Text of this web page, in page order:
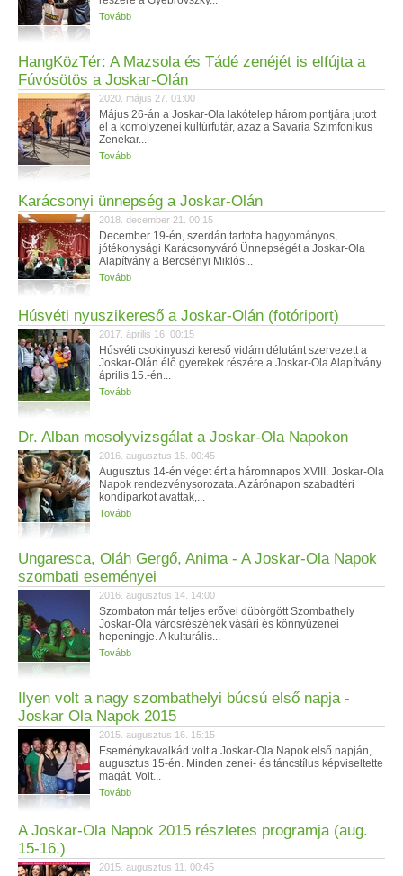
Tovább
HangKözTér: A Mazsola és Tádé zenéjét is elfújta a
Fúvósötös a Joskar-Olán
2020. május 27. 01:00
Május 26-án a Joskar-Ola lakótelep három pontjára jutott
el a komolyzenei kultúrfutár, azaz a Savaria Szimfonikus
Zenekar...
Tovább
Karácsonyi ünnepség a Joskar-Olán
2018. december 21. 00:15
December 19-én, szerdán tartotta hagyományos,
jótékonysági Karácsonyváró Ünnepségét a Joskar-Ola
Alapítvány a Bercsényi Miklós...
Tovább
Húsvéti nyuszikereső a Joskar-Olán (fotóriport)
2017. április 16. 00:15
Húsvéti csokinyuszi kereső vidám délutánt szervezett a
Joskar-Olán élő gyerekek részére a Joskar-Ola Alapítvány
április 15.-én...
Tovább
Dr. Alban mosolyvizsgálat a Joskar-Ola Napokon
2016. augusztus 15. 00:45
Augusztus 14-én véget ért a háromnapos XVIII. Joskar-Ola
Napok rendezvénysorozata. A zárónapon szabadtéri
kondiparkot avattak,...
Tovább
Ungaresca, Oláh Gergő, Anima - A Joskar-Ola Napok
szombati eseményei
2016. augusztus 14. 14:00
Szombaton már teljes erővel dübörgött Szombathely
Joskar-Ola városrészének vásári és könnyűzenei
hepeningje. A kulturális...
Tovább
Ilyen volt a nagy szombathelyi búcsú első napja -
Joskar Ola Napok 2015
2015. augusztus 16. 15:15
Eseménykavalkád volt a Joskar-Ola Napok első napján,
augusztus 15-én. Minden zenei- és táncstílus képviseltette
magát. Volt...
Tovább
A Joskar-Ola Napok 2015 részletes programja (aug.
15-16.)
2015. augusztus 11. 00:45